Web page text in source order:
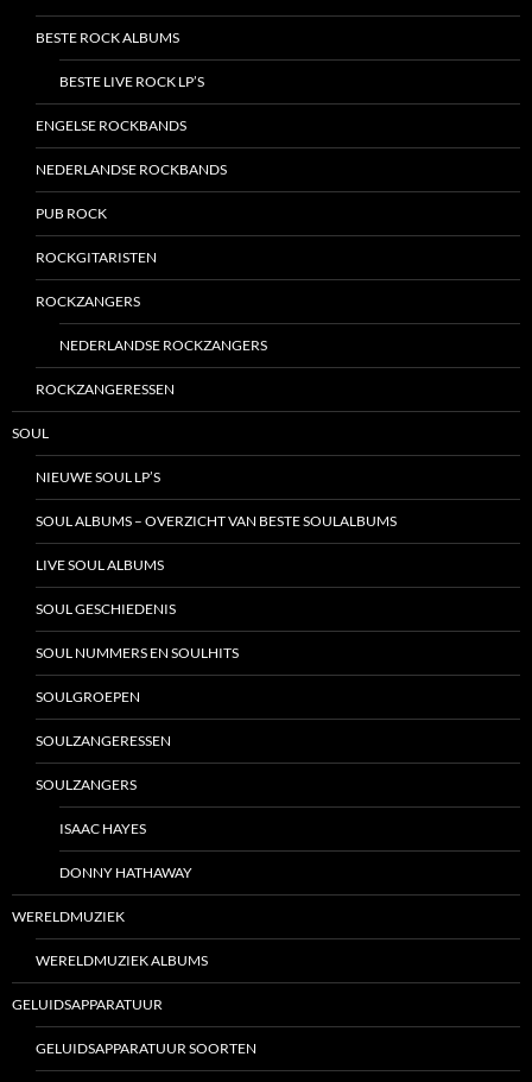
BESTE ROCK ALBUMS
BESTE LIVE ROCK LP’S
ENGELSE ROCKBANDS
NEDERLANDSE ROCKBANDS
PUB ROCK
ROCKGITARISTEN
ROCKZANGERS
NEDERLANDSE ROCKZANGERS
ROCKZANGERESSEN
SOUL
NIEUWE SOUL LP’S
SOUL ALBUMS – OVERZICHT VAN BESTE SOULALBUMS
LIVE SOUL ALBUMS
SOUL GESCHIEDENIS
SOUL NUMMERS EN SOULHITS
SOULGROEPEN
SOULZANGERESSEN
SOULZANGERS
ISAAC HAYES
DONNY HATHAWAY
WERELDMUZIEK
WERELDMUZIEK ALBUMS
GELUIDSAPPARATUUR
GELUIDSAPPARATUUR SOORTEN